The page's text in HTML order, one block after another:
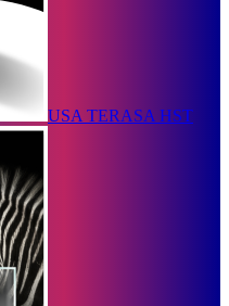
USA TERASA HST